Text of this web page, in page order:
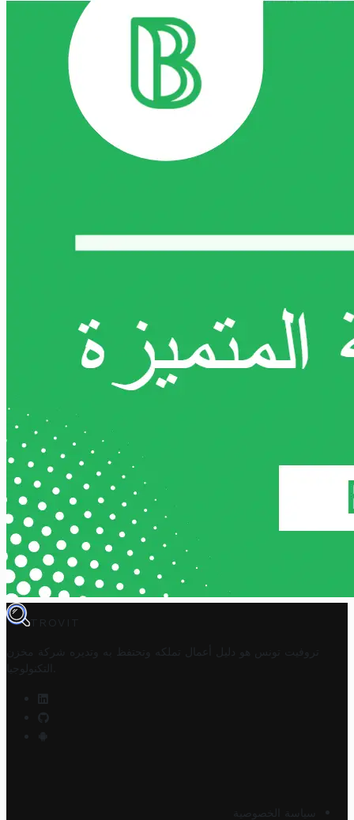
TROVIT
تروفيت تونس هو دليل أعمال تملكه وتحتفظ به وتديره
شركة مخزن
التكنولوجيا
سياسة الخصوصية